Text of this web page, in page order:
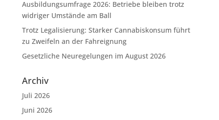
Ausbildungsumfrage 2026: Betriebe bleiben trotz
widriger Umstände am Ball
Trotz Legalisierung: Starker Cannabiskonsum führt
zu Zweifeln an der Fahreignung
Gesetzliche Neuregelungen im August 2026
Archiv
Juli 2026
Juni 2026